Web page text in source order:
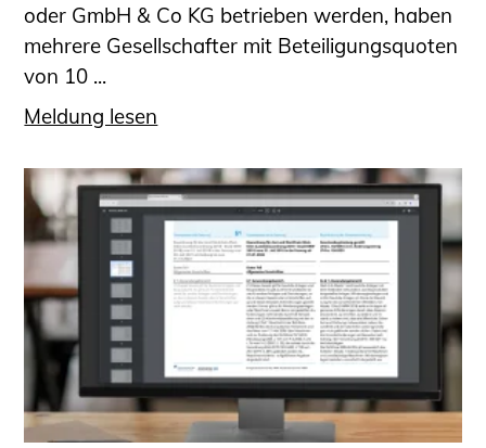
oder GmbH & Co KG betrieben werden, haben
mehrere Gesellschafter mit Beteiligungsquoten
von 10 ...
Meldung lesen